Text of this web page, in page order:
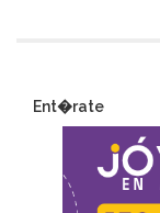
Ent�rate